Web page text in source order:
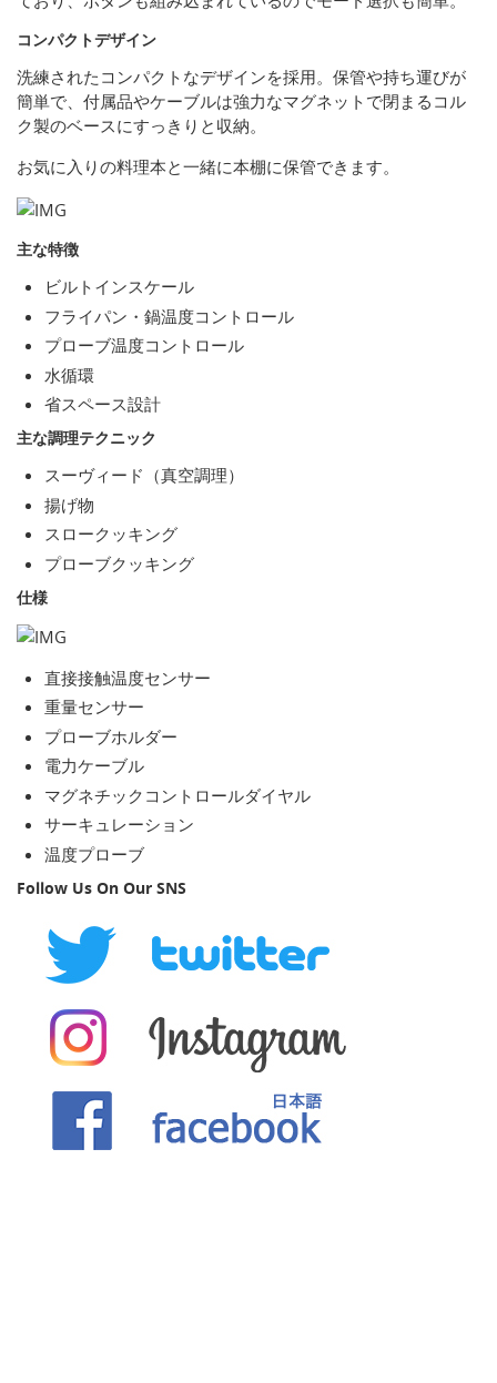
コンパクトデザイン
洗練されたコンパクトなデザインを採用。保管や持ち運びが
簡単で、付属品やケーブルは強力なマグネットで閉まるコル
ク製のベースにすっきりと収納。
お気に入りの料理本と一緒に本棚に保管できます。
主な特徴
ビルトインスケール
フライパン・鍋温度コントロール
プローブ温度コントロール
水循環
省スペース設計
主な調理テクニック
スーヴィード（真空調理）
揚げ物
スロークッキング
プローブクッキング
仕様
直接接触温度センサー
重量センサー
プローブホルダー
電力ケーブル
マグネチックコントロールダイヤル
サーキュレーション
温度プローブ
Follow Us On Our SNS